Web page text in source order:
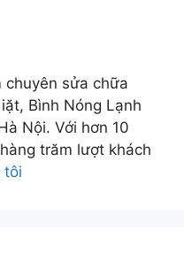
sửa chữa
Bình Nóng Lạnh
Nội. Với hơn 10
trăm lượt khách
tôi